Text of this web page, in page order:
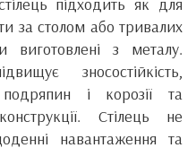
підходить як для
за столом або тривалих
виготовлені з металу.
зносостійкість,
і корозії та
Стілець не
навантаження та